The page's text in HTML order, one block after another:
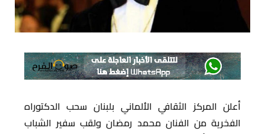
أعلن المركز الثقافي الألماني بلبنان سحب الدكتوراه
الفخرية من الفنان محمد رمضان ولقب سفير الشباب